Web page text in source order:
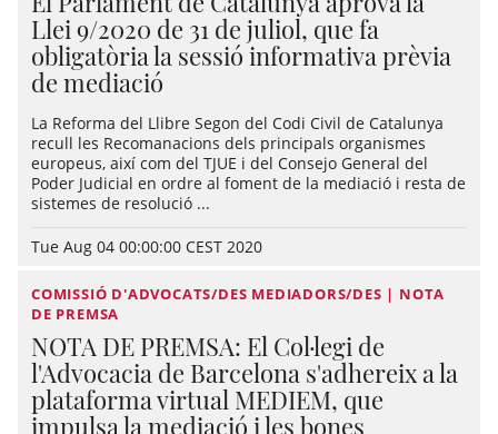
Llei 9/2020 de 31 de juliol, que fa
obligatòria la sessió informativa prèvia
de mediació
La Reforma del Llibre Segon del Codi Civil de Catalunya
recull les Recomanacions dels principals organismes
europeus, així com del TJUE i del Consejo General del
Poder Judicial en ordre al foment de la mediació i resta de
sistemes de resolució ...
Tue Aug 04 00:00:00 CEST 2020
COMISSIÓ D'ADVOCATS/DES MEDIADORS/DES | NOTA
DE PREMSA
NOTA DE PREMSA: El Col·legi de
l'Advocacia de Barcelona s'adhereix a la
plataforma virtual MEDIEM, que
impulsa la mediació i les bones